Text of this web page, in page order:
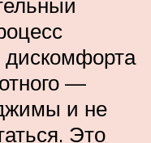
—
и не
Это